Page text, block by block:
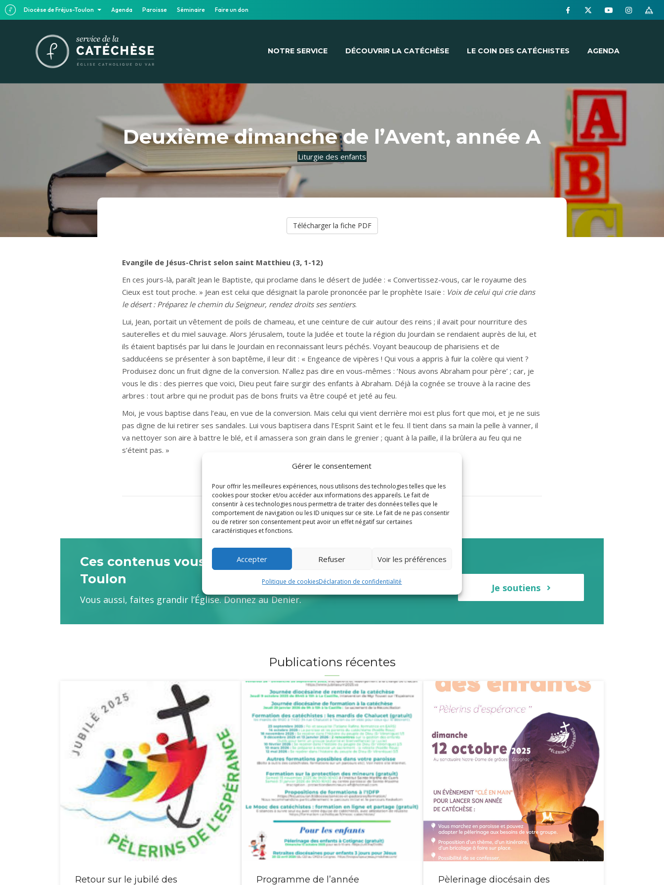
Diocèse de Fréjus-Toulon Agenda Paroisse Séminaire Faire un don
Gérer le consentement
Pour offrir les meilleures expériences, nous utilisons des technologies telles que les
cookies pour stocker et/ou accéder aux informations des appareils. Le fait de
consentir à ces technologies nous permettra de traiter des données telles que le
comportement de navigation ou les ID uniques sur ce site. Le fait de ne pas consentir
ou de retirer son consentement peut avoir un effet négatif sur certaines
caractéristiques et fonctions.
Accepter Refuser Voir les préférences
Politique de cookiesDéclaration de confidentialité
NOTRE SERVICE DÉCOUVRIR LA CATÉCHÈSE LE COIN DES CATÉCHISTES AGENDA
Deuxième dimanche de l’Avent, année A
Liturgie des enfants
Télécharger la fiche PDF
Evangile de Jésus-Christ selon saint Matthieu (3, 1-12)
En ces jours-là, paraît Jean le Baptiste, qui proclame dans le désert de Judée : « Convertissez-vous, car le royaume des
Cieux est tout proche. » Jean est celui que désignait la parole prononcée par le prophète Isaïe : Voix de celui qui crie dans
le désert : Préparez le chemin du Seigneur, rendez droits ses sentiers.
Lui, Jean, portait un vêtement de poils de chameau, et une ceinture de cuir autour des reins ; il avait pour nourriture des
sauterelles et du miel sauvage. Alors Jérusalem, toute la Judée et toute la région du Jourdain se rendaient auprès de lui, et
ils étaient baptisés par lui dans le Jourdain en reconnaissant leurs péchés. Voyant beaucoup de pharisiens et de
sadducéens se présenter à son baptême, il leur dit : « Engeance de vipères ! Qui vous a appris à fuir la colère qui vient ?
Produisez donc un fruit digne de la conversion. N’allez pas dire en vous-mêmes : ‘Nous avons Abraham pour père’ ; car, je
vous le dis : des pierres que voici, Dieu peut faire surgir des enfants à Abraham. Déjà la cognée se trouve à la racine des
arbres : tout arbre qui ne produit pas de bons fruits va être coupé et jeté au feu.
Moi, je vous baptise dans l’eau, en vue de la conversion. Mais celui qui vient derrière moi est plus fort que moi, et je ne suis
pas digne de lui retirer ses sandales. Lui vous baptisera dans l’Esprit Saint et le feu. Il tient dans sa main la pelle à vanner, il
va nettoyer son aire à battre le blé, et il amassera son grain dans le grenier ; quant à la paille, il la brûlera au feu qui ne
s’éteint pas. »
Voir toutes les fiches
Ces contenus vous sont offerts par le Diocèse de Fréjus-
Toulon
Vous aussi, faites grandir l’Église. Donnez au Denier.
Je soutiens
Publications récentes
Retour sur le jubilé des Programme de l’année Pèlerinage diocésain des